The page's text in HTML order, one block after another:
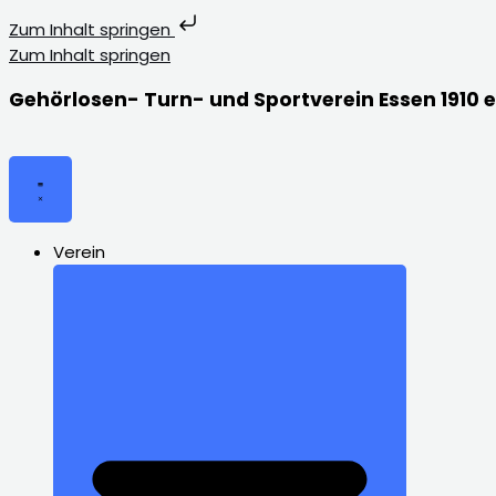
Zum Inhalt springen
Zum Inhalt springen
Gehörlosen- Turn- und Sportverein Essen 1910
Verein